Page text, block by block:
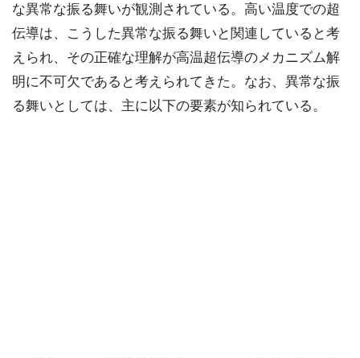
な異常な振る舞いが観測されている。高い温度での超
伝導は、こうした異常な振る舞いと関連していると考
えられ、その正確な理解が高温超伝導のメカニズム解
明に不可欠であると考えられてきた。なお、異常な振
る舞いとしては、主に以下の要素が知られている。